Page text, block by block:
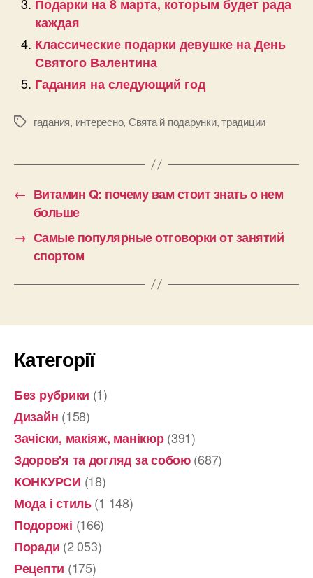
Подарки на 8 марта, которым будет рада
каждая
Классические подарки девушке на День
Святого Валентина
Гадания на следующий год
Позначки
гадания, интересно, Свята й подарунки,традиции
← Витамин Q: почему вам стоит знать о нем
больше
→ Самые популярные отговорки от занятий
спортом
Категорії
Без рубрики (1)
Дизайн (158)
Зачіски, макіяж, манікюр(391)
Здоров'я та догляд за собою(687)
КОНКУРСИ (18)
Мода і стиль(1 148)
Подорожі (166)
Поради (2 053)
Рецепти (175)